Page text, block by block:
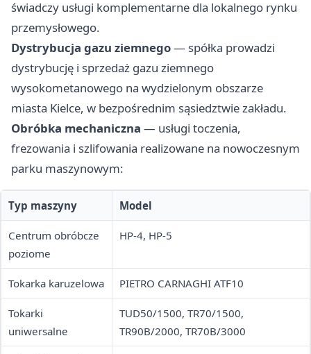
świadczy usługi komplementarne dla lokalnego rynku
przemysłowego.
Dystrybucja gazu ziemnego— spółka prowadzi
dystrybucję i sprzedaż gazu ziemnego
wysokometanowego na wydzielonym obszarze
miasta Kielce, w bezpośrednim sąsiedztwie zakładu.
Obróbka mechaniczna — usługi toczenia,
frezowania i szlifowania realizowane na nowoczesnym
parku maszynowym:
Typ maszyny Model
Centrum obróbcze
poziome
HP-4, HP-5
Tokarka karuzelowa PIETRO CARNAGHI ATF10
Tokarki
uniwersalne
TUD50/1500, TR70/1500,
TR90B/2000, TR70B/3000